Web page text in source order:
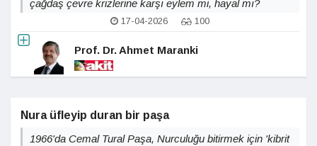
çağdaş çevre krizlerine karşı eylem mi, hayal mı?
17-04-2026 100
Prof. Dr. Ahmet Maranki
Nura üfleyip duran bir paşa
1966'da Cemal Tural Paşa, Nurculuğu bitirmek için 'kibrit